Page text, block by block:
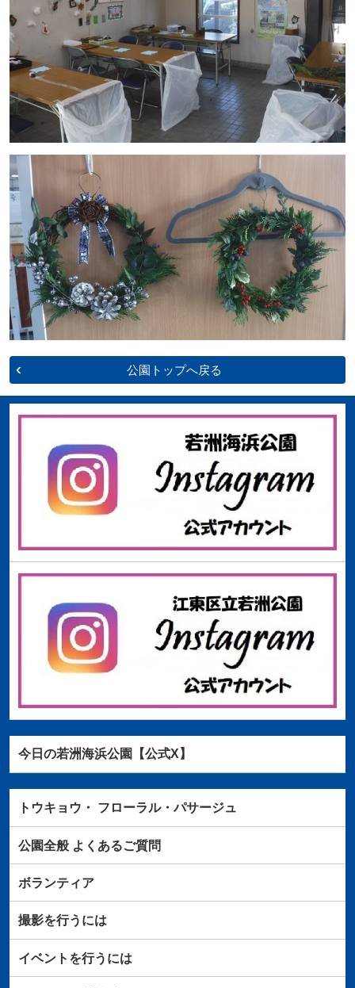
公園トップへ戻る
今日の若洲海浜公園【公式X】
トウキョウ・ フローラル・パサージュ
公園全般よくあるご質問
ボランティア
撮影を行うには
イベントを行うには